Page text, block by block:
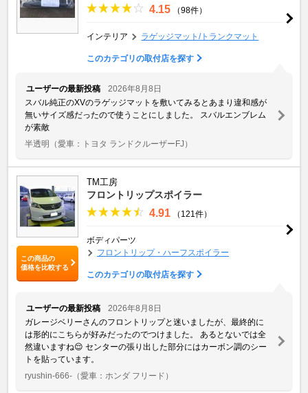
4.15 （98件）
インテリア ラゲッジマット/トランクマット
このカテゴリの取付店を探す
ユーザーの最新投稿
2026年8月8日
スバル純正のXVのラゲッジマットを敷いてみるとあまり違和感が
無いサイズ感だったので使うことにしました。 スバルエンブレム
が素敵
半透明 （愛車：トヨタ ランドクルーザーFJ）
この商品の
価格を比較する
TM工房
フロントリップスポイラー
4.91 （121件）
ボディパーツ
フロントリップ・ハーフスポイラー
このカテゴリの取付店を探す
ユーザーの最新投稿
2026年8月8日
ガレージベリーさんのフロントリップと迷いましたが、最終的に
は形的にこちらが好みだったのでつけました。 あるとないでは全
然違いますね😌 センターの張り出した部分にはカーボン調のシー
トを貼っています。
ryushin-666- （愛車：ホンダ フリード）